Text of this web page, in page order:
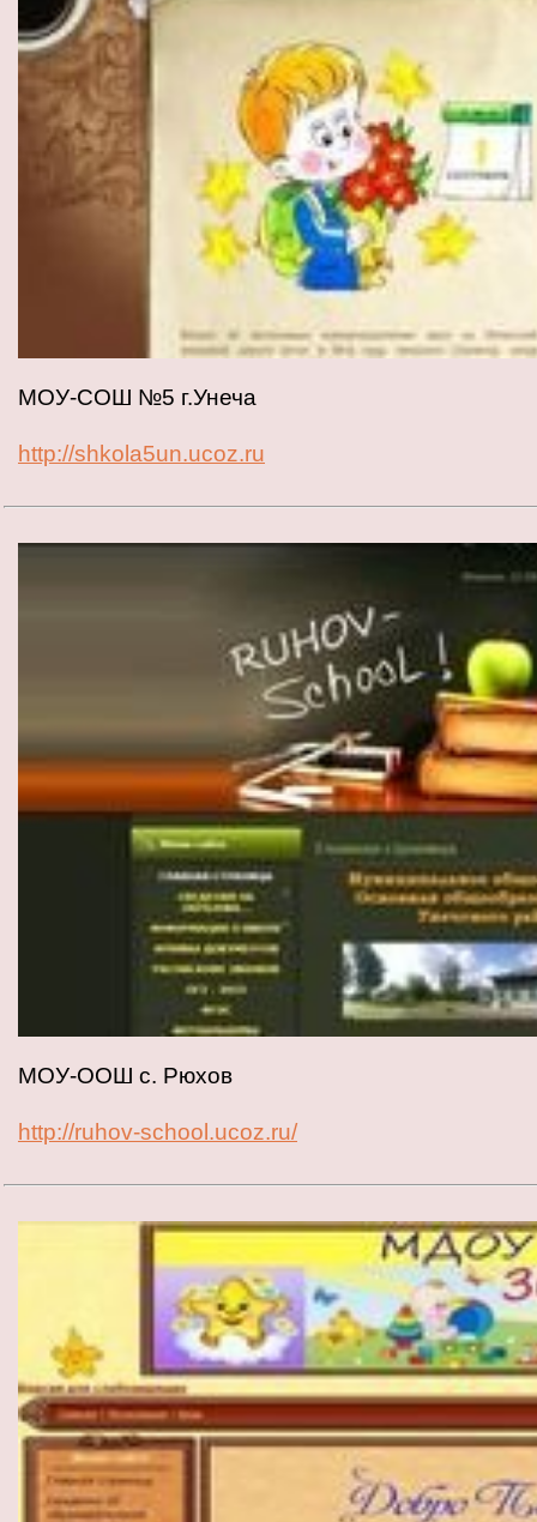
МОУ-СОШ №5 г.Унеча
http://shkola5un.ucoz.ru
МОУ-ООШ с. Рюхов
http://ruhov-school.ucoz.ru/